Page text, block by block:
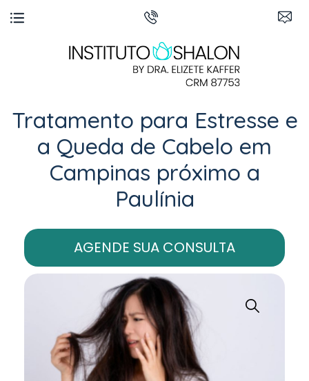
Tratamento para Estresse e
a Queda de Cabelo em
Campinas próximo a
Paulínia
AGENDE SUA CONSULTA